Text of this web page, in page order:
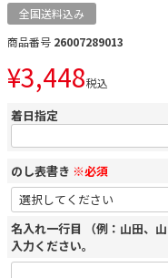
全国送料込み
商品番号 26007289013
¥3,448税込
着日指定
のし表書き ※必須
名入れ一行目 （例：山田、
入力ください。